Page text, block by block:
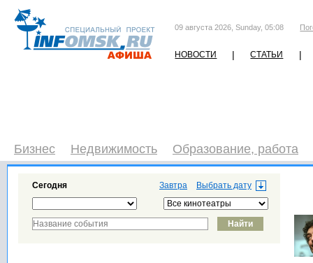
09 августа 2026, Sunday, 05:08
НОВОСТИ | СТАТЬИ |
Бизнес Недвижимость Образование, работа
Завтра
Сегодня